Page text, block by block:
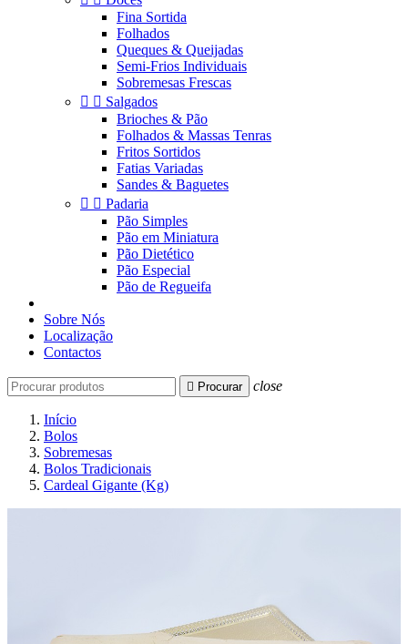
Fina Sortida
Folhados
Queques & Queijadas
Semi-Frios Individuais
Sobremesas Frescas
  Salgados
Brioches & Pão
Folhados & Massas Tenras
Fritos Sortidos
Fatias Variadas
Sandes & Baguetes
  Padaria
Pão Simples
Pão em Miniatura
Pão Dietético
Pão Especial
Pão de Regueifa
Sobre Nós
Localização
Contactos
 Procurar close
Início
Bolos
Sobremesas
Bolos Tradicionais
Cardeal Gigante (Kg)